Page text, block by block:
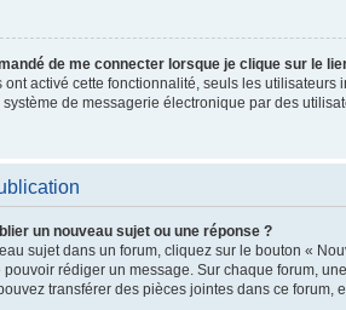
de me connecter lorsque je clique sur le
ont activé cette fonctionnalité, seuls les
de messagerie électronique par des
un nouveau sujet ou une réponse ?
sujet dans un forum, cliquez sur le bouton «
pouvoir rédiger un message. Sur chaque forum,
transférer des pièces jointes dans ce forum,